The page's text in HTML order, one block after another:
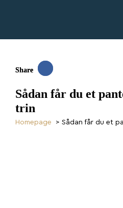
Sådan får du et
trin
homepage > Sådan får du et
Share
Share